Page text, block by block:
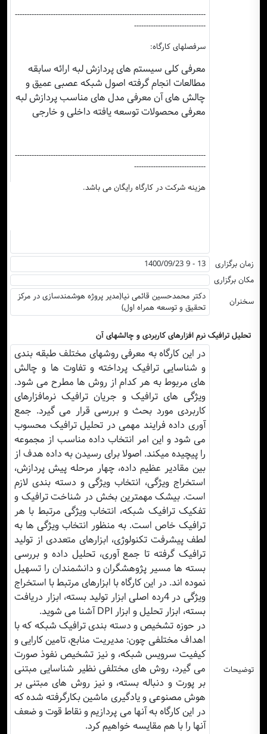
--------------------------------------------------------------------------------
------------------------------
سرفصلهای کارگاه:
معرفی کلی سیستم های پردازش لبه ارائه سابقه
مطالعات انجام گرفته اصول شبکه عصبی عمیق و
چالش های آن معرفی مدل های مناسب پردازش لبه
معرفی محصولات توسعه یافته داخلی و خارجی
--------------------------------------------------------------------------------
------------------------------
هزینه شرکت در کارگاه رایگان می باشد.
زمان برگزاری
1400/09/23 9 - 13
مکان برگزاری
سخنران
دکتر محمدحسین قائمی نیا(مدیر پروژه هوشمندسازی در مرکز
تحقیق و توسعه همراه اول)
تحلیل ترافیک نرم افزارهای کاربردی و چالشهای آن
توضیحات
در این کارگاه به معرفی روشهای مختلف طبقه بندی
و شناسایی ترافیک پرداخته و تفاوت ها و چالش
های مربوط به هر کدام از روش ها مطرح می شود.
ویژگی های ترافیک و جریان ترافیک نرمافزارهای
کاربردی مورد بحث و بررسی قرار می گیرد. جمع
آوری داده فرایند مهمی در تحلیل ترافیک محسوب
می شود و این امر انتخاب داده مناسب از مجموعه
را پیچیده میکند. اصولا برای رسیدن به داده هدف از
بین مقادیر عظیم داده، چهار مرحله پیش پردازش،
استخراج ویژگی، انتخاب ویژگی و دسته بندی لازم
است. بیشک مهمترین بخش در شناخت ترافیک و
تفکیک ترافیک شبکه، انتخاب ویژگی مرتبط با هر
ترافیک خاص است. به منظور انتخاب ویژگی ها به
لطف پیشرفت تکنولوژی، ابزارهای متعددی از تولید
ترافیک گرفته تا جمع آوری، تحلیل داده و بررسی
بسته ها مسیر پژوهشگران و دانشمندان را تسهیل
نموده اند. در این کارگاه با ابزارهای مرتبط با استخراج
ویژگی در 4رده اصلی ابزار تولید بسته، ابزار دریافت
بسته، ابزار تحلیل و ابزار DPI آشنا می شوید.
در حوزه تشخیص و دسته بندی ترافیک شبکه که با
اهداف مختلفی چون: مدیریت منابع، تامین کارایی و
کیفیت سرویس شبکه، و نیز تشخیص نفوذ صورت
می گیرد، روش های مختلفی نظیر شناسایی مبتنی
بر پورت و دنباله بسته، و نیز روش های مبتنی بر
هوش مصنوعی و یادگیری ماشین بکارگرفته شده که
در این کارگاه به آنها می پردازیم و نقاط قوت و ضعف
آنها را با هم مقایسه خواهیم کرد.